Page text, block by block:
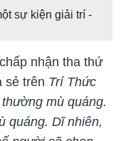
sự kiện giải trí -
nhận tha thứ
sẻ trên Trí Thức
mù quáng.
quáng. Dĩ nhiên,